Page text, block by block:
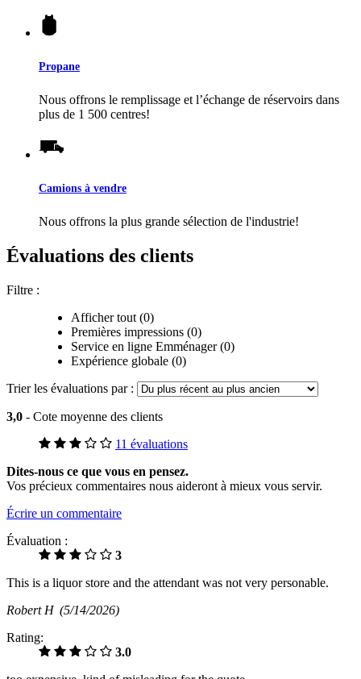
Propane
Nous offrons le remplissage et l’échange de réservoirs dans
plus de 1 500 centres!
Camions à vendre
Nous offrons la plus grande sélection de l'industrie!
Évaluations des clients
Filtre :
Afficher tout (0)
Premières impressions (0)
Service en ligne Emménager (0)
Expérience globale (0)
Trier les évaluations par :
3,0 - Cote moyenne des clients
11 évaluations
Dites-nous ce que vous en pensez.
Vos précieux commentaires nous aideront à mieux vous servir.
Écrire un commentaire
Évaluation :
3
This is a liquor store and the attendant was not very personable.
Robert H (5/14/2026)
Rating:
3.0